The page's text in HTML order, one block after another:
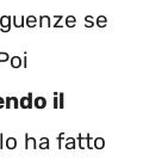
se
il
ha fatto